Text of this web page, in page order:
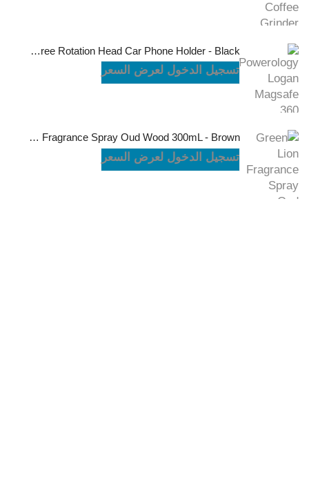
Powerology Logan Magsafe 360 Degree Rotation Head Car Phone Holder - Black
تسجيل الدخول لعرض السعر
Green Lion Fragrance Spray Oud Wood 300mL - Brown
تسجيل الدخول لعرض السعر